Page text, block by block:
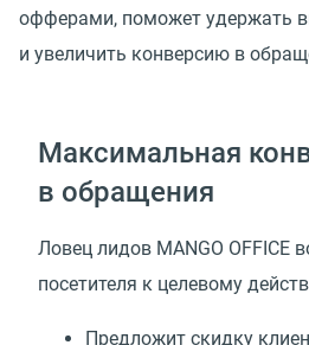
офферами, поможет удержать
и увеличить конверсию в
Максимальная
в обращения
Ловец лидов MANGO OFFICE
посетителя к целевому
Предложит скидку